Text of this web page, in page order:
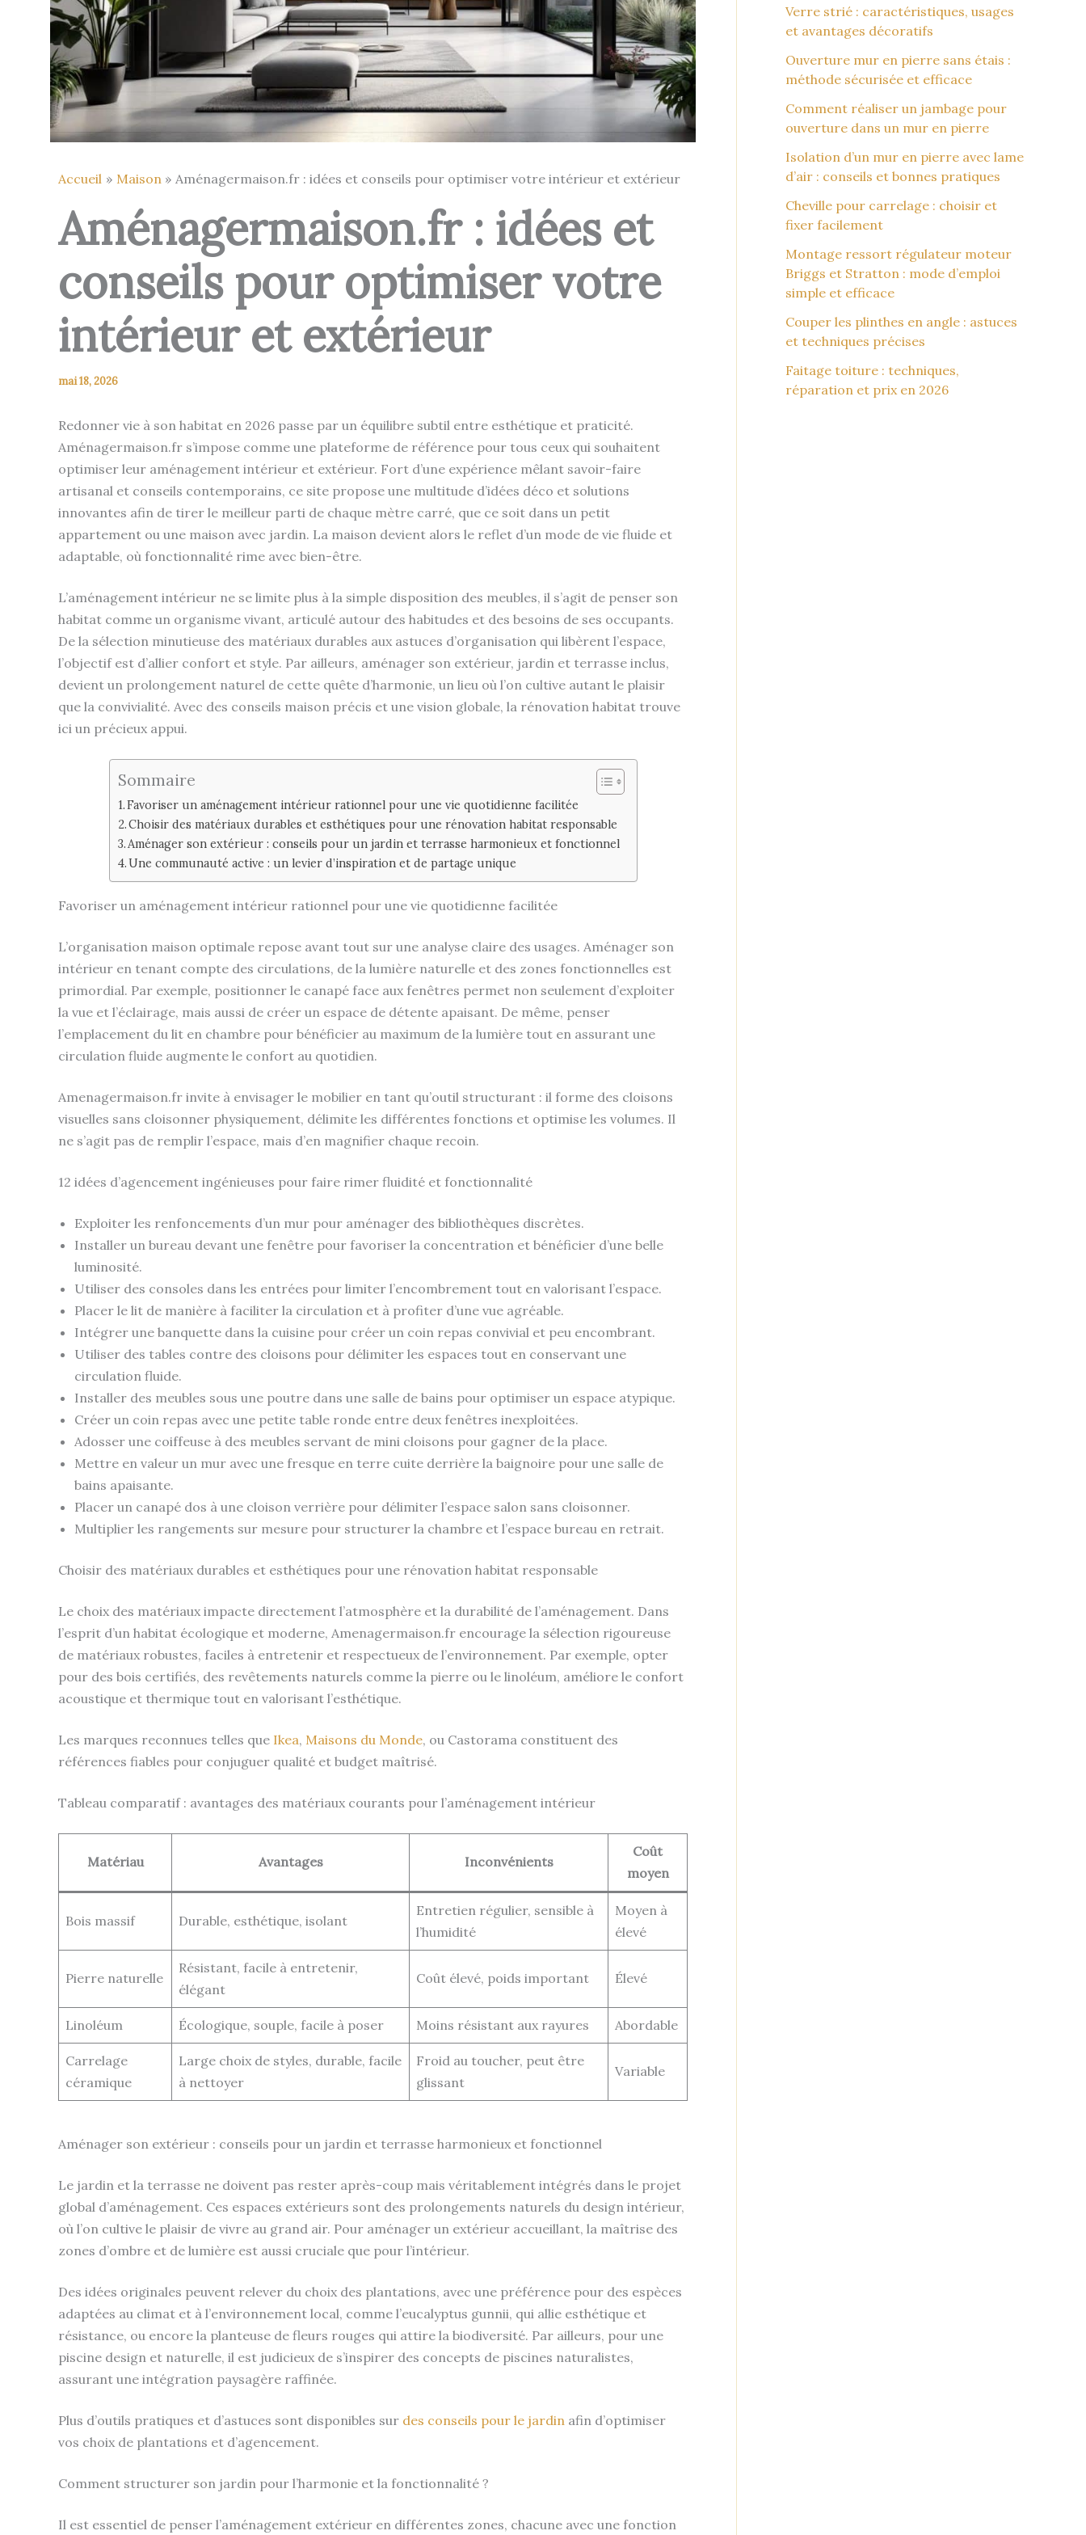
Accueil Maison Aménagermaison.fr : idées et conseils pour optimiser votre intérieur et extérieur
Aménagermaison.fr : idées et
conseils pour optimiser votre
intérieur et extérieur
mai 18, 2026
Redonner vie à son habitat en 2026 passe par un équilibre subtil entre esthétique et praticité.
Aménagermaison.fr s’impose comme une plateforme de référence pour tous ceux qui souhaitent
optimiser leur aménagement intérieur et extérieur. Fort d’une expérience mêlant savoir-faire
artisanal et conseils contemporains, ce site propose une multitude d’idées déco et solutions
innovantes afin de tirer le meilleur parti de chaque mètre carré, que ce soit dans un petit
appartement ou une maison avec jardin. La maison devient alors le reflet d’un mode de vie fluide et
adaptable, où fonctionnalité rime avec bien-être.
L’aménagement intérieur ne se limite plus à la simple disposition des meubles, il s’agit de penser son
habitat comme un organisme vivant, articulé autour des habitudes et des besoins de ses occupants.
De la sélection minutieuse des matériaux durables aux astuces d’organisation qui libèrent l’espace,
l’objectif est d’allier confort et style. Par ailleurs, aménager son extérieur, jardin et terrasse inclus,
devient un prolongement naturel de cette quête d’harmonie, un lieu où l’on cultive autant le plaisir
que la convivialité. Avec des conseils maison précis et une vision globale, la rénovation habitat trouve
ici un précieux appui.
Sommaire
Favoriser un aménagement intérieur rationnel pour une vie quotidienne facilitée
Choisir des matériaux durables et esthétiques pour une rénovation habitat responsable
Aménager son extérieur : conseils pour un jardin et terrasse harmonieux et fonctionnel
Une communauté active : un levier d’inspiration et de partage unique
Favoriser un aménagement intérieur rationnel pour une vie quotidienne facilitée
L’organisation maison optimale repose avant tout sur une analyse claire des usages. Aménager son
intérieur en tenant compte des circulations, de la lumière naturelle et des zones fonctionnelles est
primordial. Par exemple, positionner le canapé face aux fenêtres permet non seulement d’exploiter
la vue et l’éclairage, mais aussi de créer un espace de détente apaisant. De même, penser
l’emplacement du lit en chambre pour bénéficier au maximum de la lumière tout en assurant une
circulation fluide augmente le confort au quotidien.
Amenagermaison.fr invite à envisager le mobilier en tant qu’outil structurant : il forme des cloisons
visuelles sans cloisonner physiquement, délimite les différentes fonctions et optimise les volumes. Il
ne s’agit pas de remplir l’espace, mais d’en magnifier chaque recoin.
12 idées d’agencement ingénieuses pour faire rimer fluidité et fonctionnalité
Exploiter les renfoncements d’un mur pour aménager des bibliothèques discrètes.
Installer un bureau devant une fenêtre pour favoriser la concentration et bénéficier d’une belle
luminosité.
Utiliser des consoles dans les entrées pour limiter l’encombrement tout en valorisant l’espace.
Placer le lit de manière à faciliter la circulation et à profiter d’une vue agréable.
Intégrer une banquette dans la cuisine pour créer un coin repas convivial et peu encombrant.
Utiliser des tables contre des cloisons pour délimiter les espaces tout en conservant une
circulation fluide.
Installer des meubles sous une poutre dans une salle de bains pour optimiser un espace atypique.
Créer un coin repas avec une petite table ronde entre deux fenêtres inexploitées.
Adosser une coiffeuse à des meubles servant de mini cloisons pour gagner de la place.
Mettre en valeur un mur avec une fresque en terre cuite derrière la baignoire pour une salle de
bains apaisante.
Placer un canapé dos à une cloison verrière pour délimiter l’espace salon sans cloisonner.
Multiplier les rangements sur mesure pour structurer la chambre et l’espace bureau en retrait.
Choisir des matériaux durables et esthétiques pour une rénovation habitat responsable
Le choix des matériaux impacte directement l’atmosphère et la durabilité de l’aménagement. Dans
l’esprit d’un habitat écologique et moderne, Amenagermaison.fr encourage la sélection rigoureuse
de matériaux robustes, faciles à entretenir et respectueux de l’environnement. Par exemple, opter
pour des bois certifiés, des revêtements naturels comme la pierre ou le linoléum, améliore le confort
acoustique et thermique tout en valorisant l’esthétique.
Les marques reconnues telles que Ikea, Maisons du Monde, ou Castorama constituent des
références fiables pour conjuguer qualité et budget maîtrisé.
Tableau comparatif : avantages des matériaux courants pour l’aménagement intérieur
Matériau Avantages Inconvénients
Coût
moyen
Bois massif Durable, esthétique, isolant
Entretien régulier, sensible à
l’humidité
Moyen à
élevé
Pierre naturelle
Résistant, facile à entretenir,
élégant
Coût élevé, poids important Élevé
Linoléum Écologique, souple, facile à poser Moins résistant aux rayures Abordable
Carrelage
céramique
Large choix de styles, durable, facile
à nettoyer
Froid au toucher, peut être
glissant
Variable
Aménager son extérieur : conseils pour un jardin et terrasse harmonieux et fonctionnel
Le jardin et la terrasse ne doivent pas rester après-coup mais véritablement intégrés dans le projet
global d’aménagement. Ces espaces extérieurs sont des prolongements naturels du design intérieur,
où l’on cultive le plaisir de vivre au grand air. Pour aménager un extérieur accueillant, la maîtrise des
zones d’ombre et de lumière est aussi cruciale que pour l’intérieur.
Des idées originales peuvent relever du choix des plantations, avec une préférence pour des espèces
adaptées au climat et à l’environnement local, comme l’eucalyptus gunnii, qui allie esthétique et
résistance, ou encore la planteuse de fleurs rouges qui attire la biodiversité. Par ailleurs, pour une
piscine design et naturelle, il est judicieux de s’inspirer des concepts de piscines naturalistes,
assurant une intégration paysagère raffinée.
Plus d’outils pratiques et d’astuces sont disponibles sur des conseils pour le jardin afin d’optimiser
vos choix de plantations et d’agencement.
Comment structurer son jardin pour l’harmonie et la fonctionnalité ?
Il est essentiel de penser l’aménagement extérieur en différentes zones, chacune avec une fonction
Verre strié : caractéristiques, usages
et avantages décoratifs
Ouverture mur en pierre sans étais :
méthode sécurisée et efficace
Comment réaliser un jambage pour
ouverture dans un mur en pierre
Isolation d’un mur en pierre avec lame
d’air : conseils et bonnes pratiques
Cheville pour carrelage : choisir et
fixer facilement
Montage ressort régulateur moteur
Briggs et Stratton : mode d’emploi
simple et efficace
Couper les plinthes en angle : astuces
et techniques précises
Faitage toiture : techniques,
réparation et prix en 2026